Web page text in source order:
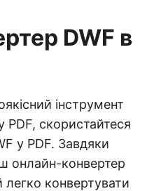
DWF в
інструмент
PDF, скористайтеся
у PDF. Завдяки
онлайн-конвертер
конвертувати